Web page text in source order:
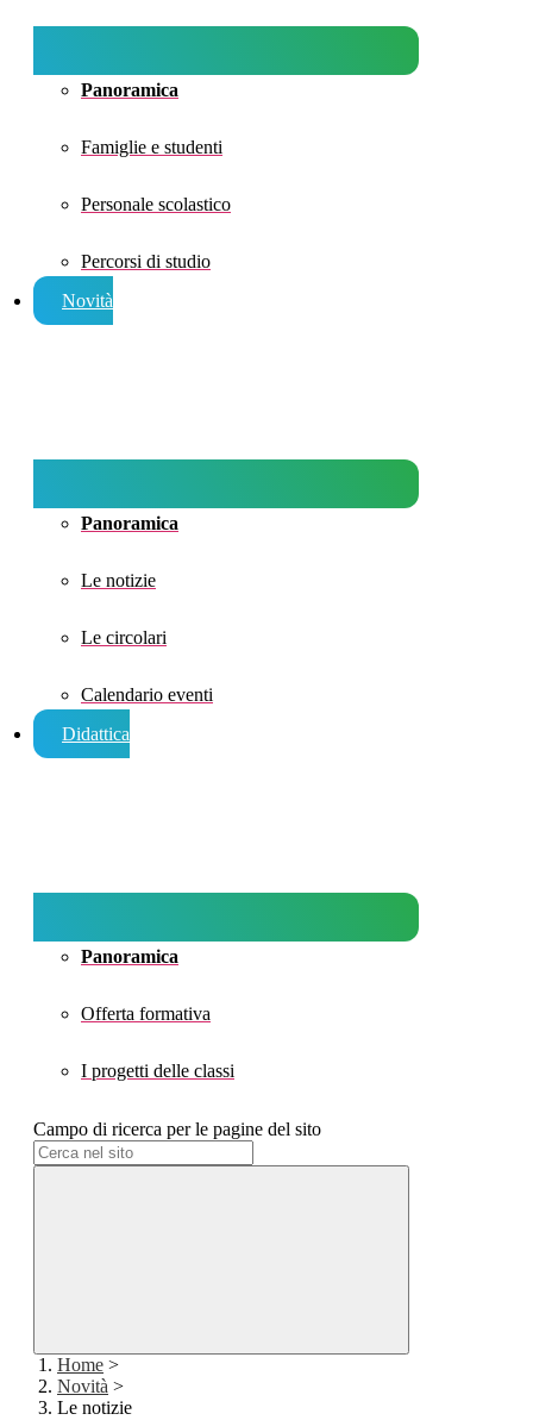
Panoramica
Famiglie e studenti
Personale scolastico
Percorsi di studio
Novità
Panoramica
Le notizie
Le circolari
Calendario eventi
Didattica
Panoramica
Offerta formativa
I progetti delle classi
Campo di ricerca per le pagine del sito
Home >
Novità >
Le notizie